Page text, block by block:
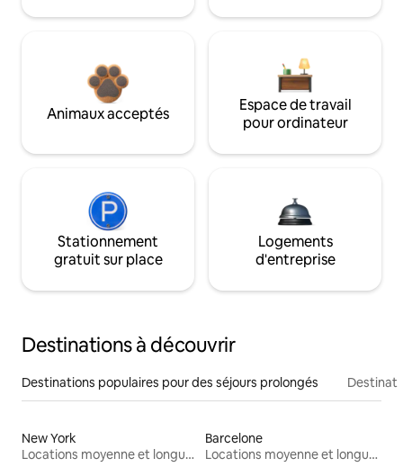
Animaux acceptés
Espace de travail
pour ordinateur
Stationnement
gratuit sur place
Logements
d'entreprise
Destinations à découvrir
Destinations populaires pour des séjours prolongés
New York
Locations moyenne et longue durée
Barcelone
Locations moyenne et longue durée